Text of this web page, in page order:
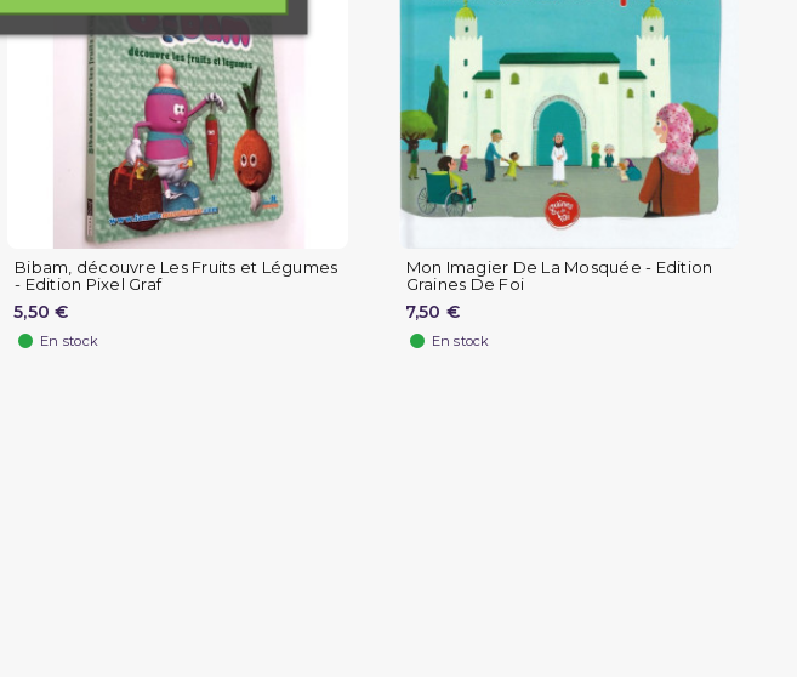
Bibam, découvre Les Fruits et Légumes
- Edition Pixel Graf
5,50 €
En stock
Mon Imagier De La Mosquée - Edition
Graines De Foi
7,50 €
En stock